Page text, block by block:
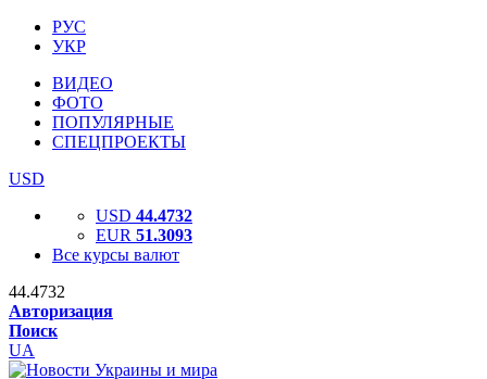
РУС
УКР
ВИДЕО
ФОТО
ПОПУЛЯРНЫЕ
СПЕЦПРОЕКТЫ
USD
USD 44.4732
EUR 51.3093
Все курсы валют
44.4732
Авторизация
Поиск
UA